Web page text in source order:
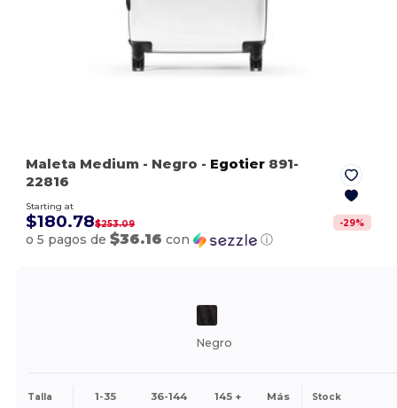
Maleta Medium - Negro - Egotier 891-
22816
Starting at
$180.78$253.09 -29%
o 5 pagos de$36.16 con ⓘ
Negro
Talla 1-35 36-144 145 + Más Stock